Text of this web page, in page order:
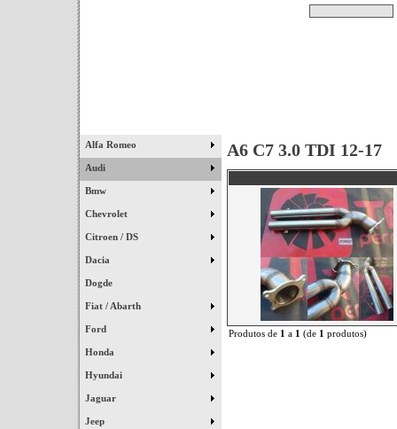
Alfa Romeo
Audi
Bmw
Chevrolet
Citroen / DS
Dacia
Dogde
Fiat / Abarth
Ford
Honda
Hyundai
Jaguar
Jeep
A6 C7 3.0 TDI 12-17
Produtos de 1 a 1 (de 1 produtos)